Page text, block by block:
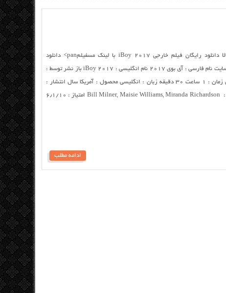
دانلود خارجی “iBoy 2017 ” با کیفیت بالا دانلود رایگان فیلم خارجی iBoy 2017 با لینک مسفیلمpan> دانلود
مستقیم فیلم خارجی iBoy 2017 از سرور سایت نام فارسی : آی بوی ۲۰۱۷ نام انگلیسی : iBoy 2017 باز نشر توسط :
ام بی فیلم ژانر : اکشن، جنایی، علمی تخیلی زمان : ۱ ساعت ۳۰ دقیقه زبان : انگلیسی محصول : آمریکا سال انتشار :
۲۰۱۷ کارگردان : Adam Randall ستارگان : Bill Milner, Maisie Williams, Miranda Richardson امتیاز : ۶٫۱/۱۰
ادامه مطلب